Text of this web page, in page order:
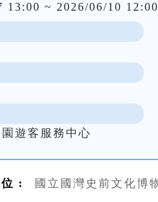
13:00 ~ 2026/06/10 12:00
遊客服務中心
: 國立國灣史前文化博